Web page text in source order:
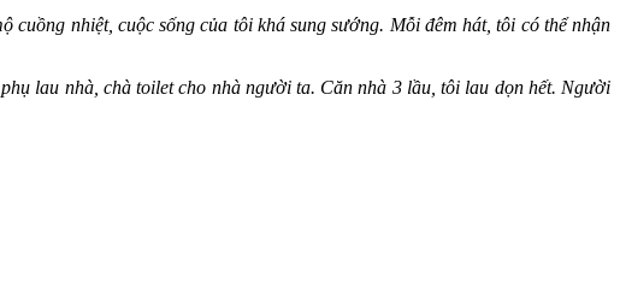
cuồng nhiệt, cuộc sống của tôi khá sung sướng. Mỗi đêm hát, tôi có thể nhận
lau nhà, chà toilet cho nhà người ta. Căn nhà 3 lầu, tôi lau dọn hết. Người